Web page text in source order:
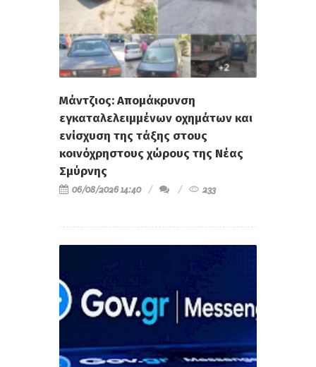
Μάντζιος: Απομάκρυνση
εγκαταλελειμμένων οχημάτων και
ενίσχυση της τάξης στους
κοινόχρηστους χώρους της Νέας
Σμύρνης
06/08/2026 14:40 233